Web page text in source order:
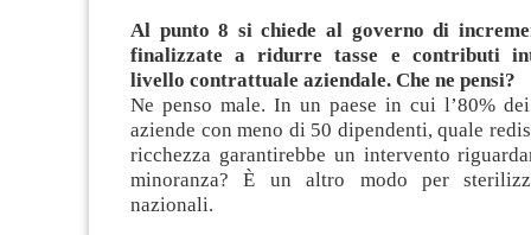
Al punto 8 si chiede al governo di
finalizzate a ridurre tasse e contributi
livello contrattuale aziendale. Che ne pensi?
Ne penso male. In un paese in cui l’80%
aziende con meno di 50 dipendenti, quale
ricchezza garantirebbe un intervento
minoranza? È un altro modo per
nazionali.